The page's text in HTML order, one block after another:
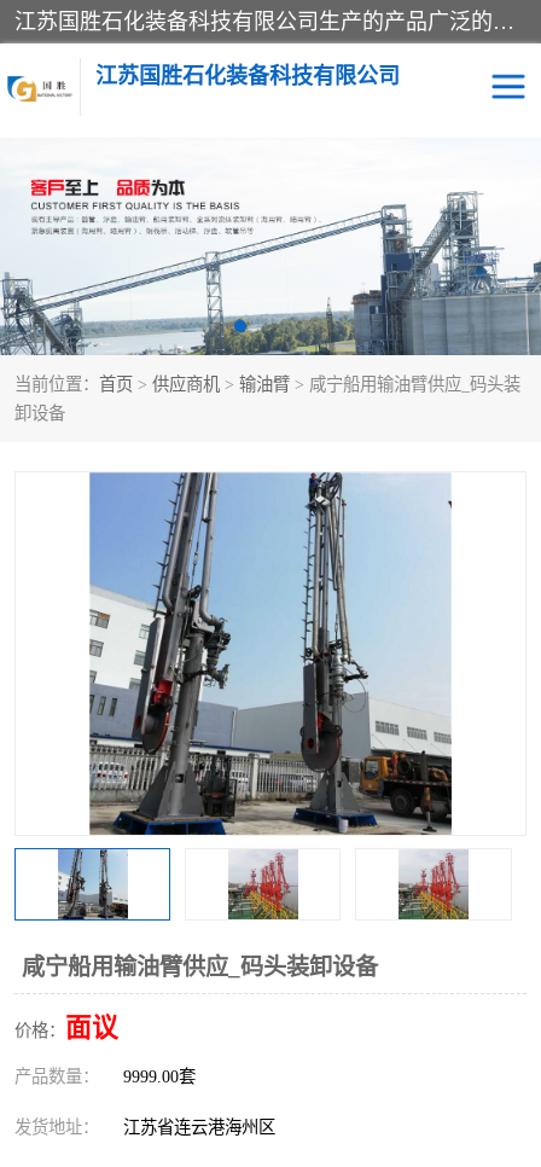
江苏国胜石化装备科技有限公司生产的产品广泛的应用于石油、石化等行业中，产品种类齐全，其中包括装卸鹤管、汽车鹤管、火车鹤管、装车鹤管、卸车鹤管、上装鹤管、下装鹤管、lng鹤管、发油鹤管、液氨鹤管、液化气鹤管等，我们生产的产品质量上乘，价格实惠，服务好，买鹤管就到国胜石化装备！
江苏国胜石化装备科技有限公司
当前位置： 首页 > 供应商机 > 输油臂 > 咸宁船用输油臂供应_码头装
卸设备
咸宁船用输油臂供应_码头装卸设备
价格： 面议
产品数量： 9999.00套
发货地址： 江苏省连云港海州区
输油臂 鹤管活动梯